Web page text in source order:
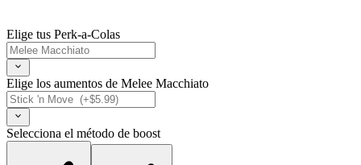
Elige tus Perk-a-Colas
Elige los aumentos de Melee Macchiato
Selecciona el método de boost